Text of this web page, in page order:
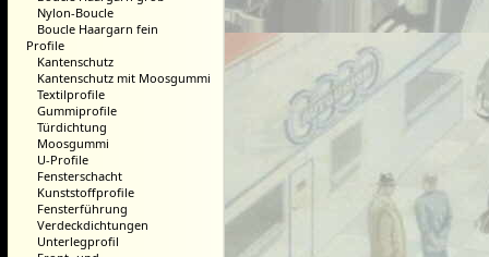
Nylon-Boucle
Boucle Haargarn fein
Profile
Kantenschutz
Kantenschutz mit Moosgummi
Textilprofile
Gummiprofile
Türdichtung
Moosgummi
U-Profile
Fensterschacht
Kunststoffprofile
Fensterführung
Verdeckdichtungen
Unterlegprofil